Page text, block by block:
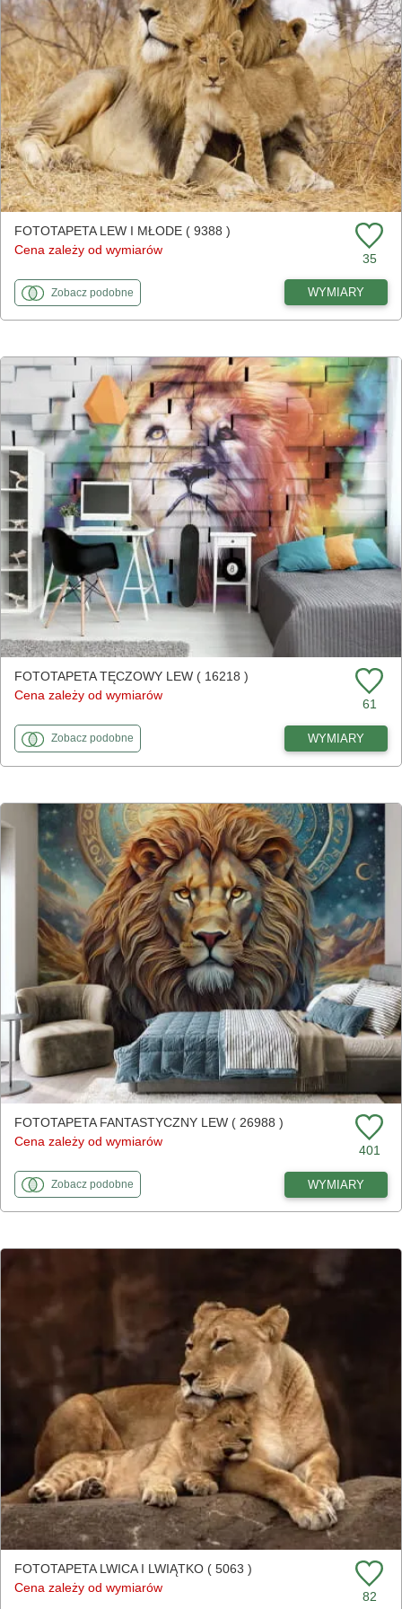
FOTOTAPETA LEW I MŁODE ( 9388 )
Cena zależy od wymiarów
35
Zobaczfototapety
podobnedo Lew i młode WYMIARY
FOTOTAPETA TĘCZOWY LEW ( 16218 )
Cena zależy od wymiarów
61
Zobaczfototapety
podobnedo Tęczowy lew WYMIARY
FOTOTAPETA FANTASTYCZNY LEW ( 26988 )
Cena zależy od wymiarów
401
Zobaczfototapety
podobnedo Fantastyczny lew WYMIARY
FOTOTAPETA LWICA I LWIĄTKO ( 5063 )
Cena zależy od wymiarów
82